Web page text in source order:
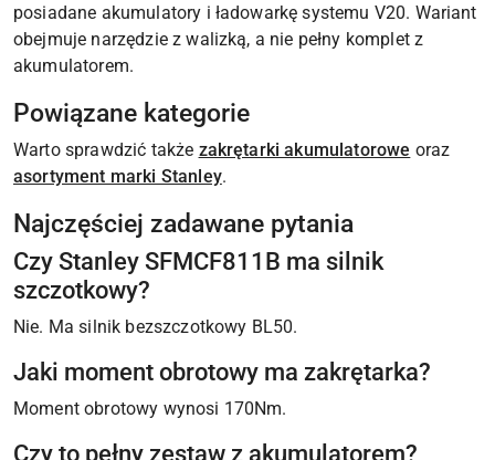
posiadane akumulatory i ładowarkę systemu V20. Wariant
obejmuje narzędzie z walizką, a nie pełny komplet z
akumulatorem.
Powiązane kategorie
Warto sprawdzić także zakrętarki akumulatorowe oraz
asortyment marki Stanley.
Najczęściej zadawane pytania
Czy Stanley SFMCF811B ma silnik
szczotkowy?
Nie. Ma silnik bezszczotkowy BL50.
Jaki moment obrotowy ma zakrętarka?
Moment obrotowy wynosi 170Nm.
Czy to pełny zestaw z akumulatorem?